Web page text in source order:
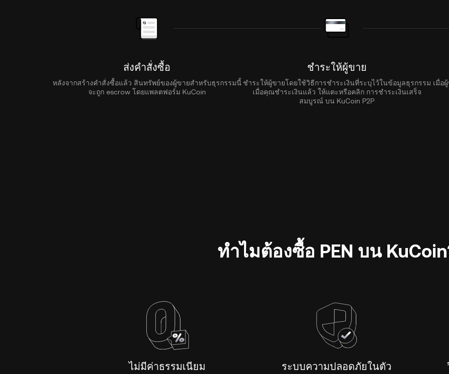
ส่งคำสั่งซื้อ
หลังจากสร้างคำสั่งซื้อแล้ว สินทรัพย์ของผู้ขายสำหรับธุรกรรมนี้
จะถูก escrow โดยแพลตฟอร์ม KuCoin
ชำระให้ผู้ขาย
ชำระให้ผู้ขายโดยใช้วิธีการชำระเงินที่ระบุไว้ในข้อมูลธุรกรรม
เมื่อคุณชำระเงินแล้ว ให้แตะหรือคลิก การชำระเงินเสร็จ
สมบูรณ์ บน KuCoin P2P
เมื่อ
ทำไมต้องซื้อ PEN บน
ไม่มีค่าธรรมเนียม ระบบความปลอดภัยในตัว